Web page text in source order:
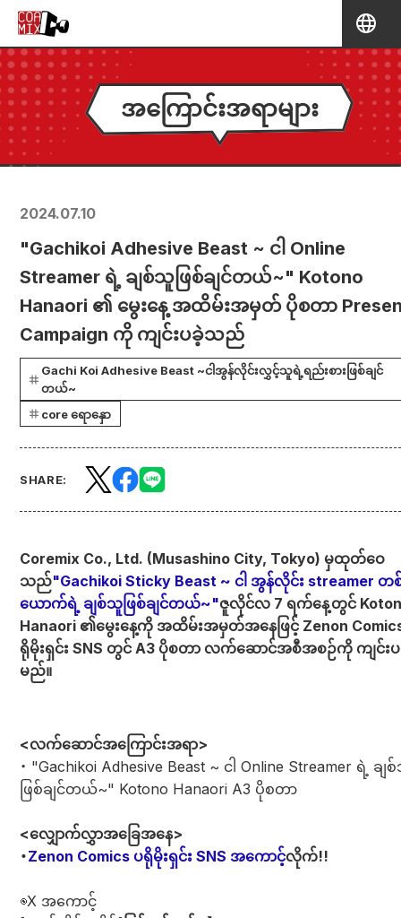
အကြောင်းအရာများ
2024.07.10
"Gachikoi Adhesive Beast ~ ငါ Online
Streamer ရဲ့ ချစ်သူဖြစ်ချင်တယ်~" Kotono
Hanaori ၏ မွေးနေ့ အထိမ်းအမှတ် ပိုစတာ
Campaign ကို ကျင်းပခဲ့သည်
Gachi Koi Adhesive Beast ~ငါအွန်လိုင်းလွှင့်သူရဲ့ရည်းစားဖြစ်ချင်
တယ်~
core ရောနှော
SHARE:
Coremix Co., Ltd. (Musashino City, Tokyo) မှထုတ်ဝေ
သည်"Gachikoi Sticky Beast ~ ငါ အွန်လိုင်း streamer တ
ယောက်ရဲ့ ချစ်သူဖြစ်ချင်တယ်~"ဇူလိုင်လ 7 ရက်နေ့တွင်
Hanaori ၏မွေးနေ့ကို အထိမ်းအမှတ်အနေဖြင့် Zenon
ရိုမိုးရှင်း SNS တွင် A3 ပိုစတာ လက်ဆောင်အစီအစဉ်ကို ကျင်းပ
မည်။
<လက်ဆောင်အကြောင်းအရာ>
・ "Gachikoi Adhesive Beast ~ ငါ Online Streamer ရဲ့ ချ
ဖြစ်ချင်တယ်~" Kotono Hanaori A3 ပိုစတာ
<လျှောက်လွှာအခြေအနေ>
・Zenon Comics ပရိုမိုးရှင်း SNS အကောင့်လိုက်!!
◉X အကောင့်